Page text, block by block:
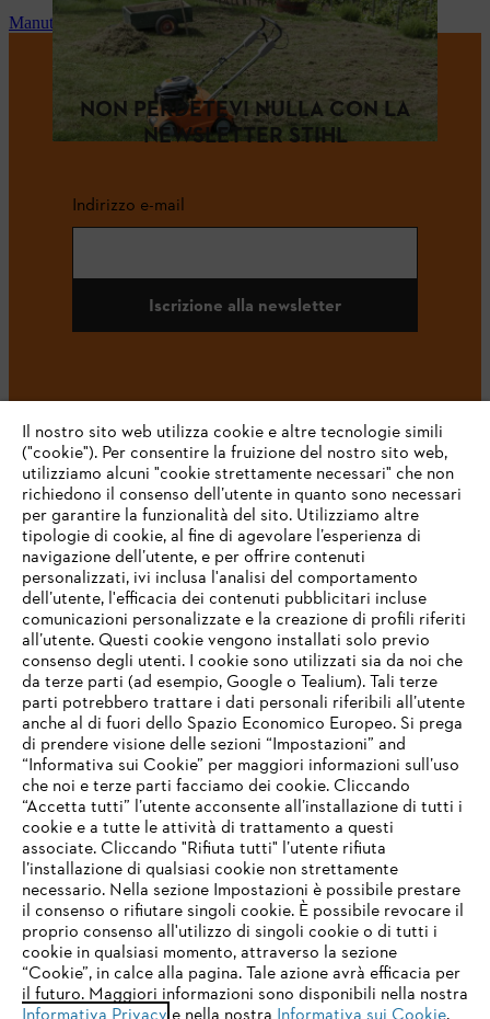
Manutenzione e riparazioni
NON PERDETEVI NULLA CON LA
NEWSLETTER STIHL
Indirizzo e-mail
Iscrizione alla newsletter
#STIHL
L’azienda
STIHL FAQ
Service
Termini e condizioni generali Privacy policy
Note legali Cookies Informazioni legali
IHR BROWSER WIRD NICHT
UNTERSTÜTZT
Sie nutzen einen Browser, den wir noch nicht unterstützen. Für
eine optimale Nutzung unserer Seite empfehlen wir Ihnen, zu
einem der folgenden Browser zu wechseln:
Il nostro sito web utilizza cookie e altre tecnologie simili
("cookie"). Per consentire la fruizione del nostro sito web,
utilizziamo alcuni "cookie strettamente necessari" che non
richiedono il consenso dell’utente in quanto sono necessari
per garantire la funzionalità del sito. Utilizziamo altre
tipologie di cookie, al fine di agevolare l’esperienza di
navigazione dell’utente, e per offrire contenuti
personalizzati, ivi inclusa l'analisi del comportamento
dell’utente, l'efficacia dei contenuti pubblicitari incluse
comunicazioni personalizzate e la creazione di profili riferiti
all’utente. Questi cookie vengono installati solo previo
consenso degli utenti. I cookie sono utilizzati sia da noi che
da terze parti (ad esempio, Google o Tealium). Tali terze
parti potrebbero trattare i dati personali riferibili all’utente
anche al di fuori dello Spazio Economico Europeo. Si prega
di prendere visione delle sezioni “Impostazioni” and
“Informativa sui Cookie” per maggiori informazioni sull’uso
che noi e terze parti facciamo dei cookie. Cliccando
“Accetta tutti” l’utente acconsente all’installazione di tutti i
cookie e a tutte le attività di trattamento a questi
associate. Cliccando "Rifiuta tutti" l’utente rifiuta
l’installazione di qualsiasi cookie non strettamente
necessario. Nella sezione Impostazioni è possibile prestare
il consenso o rifiutare singoli cookie. È possibile revocare il
proprio consenso all'utilizzo di singoli cookie o di tutti i
cookie in qualsiasi momento, attraverso la sezione
“Cookie”, in calce alla pagina. Tale azione avrà efficacia per
il futuro. Maggiori informazioni sono disponibili nella nostra